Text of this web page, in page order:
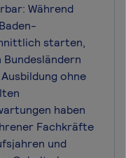
Während
starten,
ohne
haben
Fachkräfte
und